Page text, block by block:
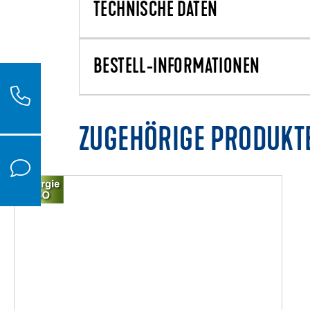
TECHNISCHE DATEN
BESTELL-INFORMATIONEN
ZUGEHÖRIGE